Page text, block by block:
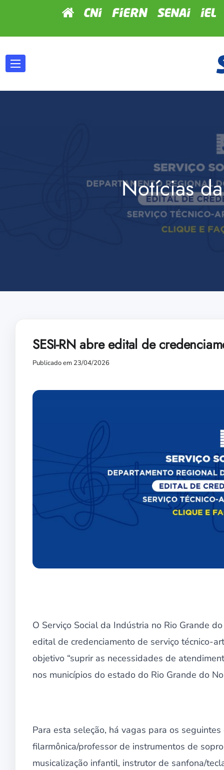
Notícias
SESI-RN abre edital de
Publicado em 23/04/2026
O Serviço Social da Indústria no Rio Grande
edital de credenciamento de serviço técnico-
objetivo “suprir as necessidades de
nos municípios do estado do Rio Grande do
Para esta seleção, há vagas para os
filarmônica/professor de instrumentos de
musicalização infantil, instrutor de sanfona/